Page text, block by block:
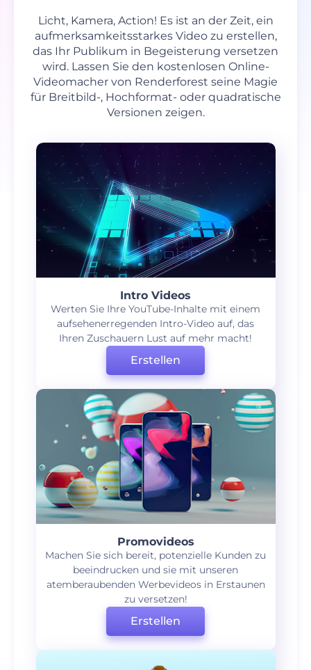
Licht, Kamera, Action! Es ist an der Zeit, ein
aufmerksamkeitsstarkes Video zu erstellen,
das Ihr Publikum in Begeisterung versetzen
wird. Lassen Sie den kostenlosen Online-
Videomacher von Renderforest seine Magie
für Breitbild-, Hochformat- oder quadratische
Versionen zeigen.
Intro Videos
Werten Sie Ihre YouTube-Inhalte mit einem
aufsehenerregenden Intro-Video auf, das
Ihren Zuschauern Lust auf mehr macht!
Erstellen
Promovideos
Machen Sie sich bereit, potenzielle Kunden zu
beeindrucken und sie mit unseren
atemberaubenden Werbevideos in Erstaunen
zu versetzen!
Erstellen